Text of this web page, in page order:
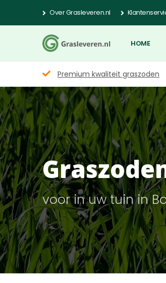
Over Grasleveren.nl
HOME
Premium kwaliteit graszoden
voor in uw tuin in